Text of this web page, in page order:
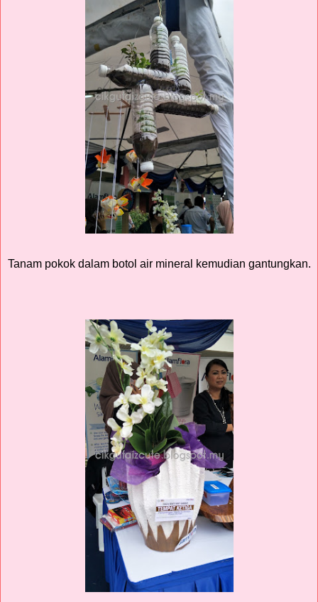
Tanam pokok dalam botol air mineral kemudian gantungkan.